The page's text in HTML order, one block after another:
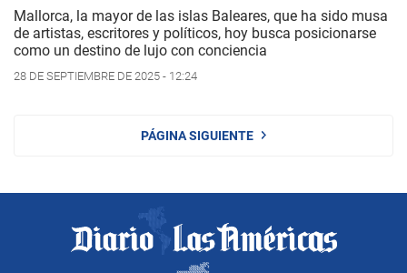
Mallorca, la mayor de las islas Baleares, que ha sido musa
de artistas, escritores y políticos, hoy busca posicionarse
como un destino de lujo con conciencia
28 DE SEPTIEMBRE DE 2025 - 12:24
PÁGINA SIGUIENTE